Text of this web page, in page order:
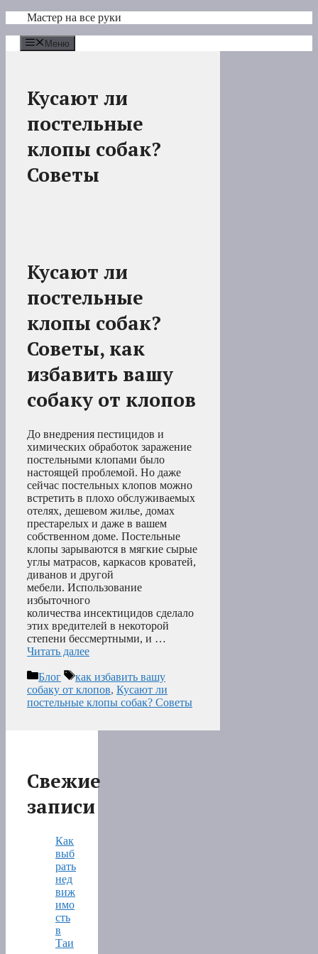
Перейти
содержимому
Мастер на все руки
Меню
Кусают ли
постельные
клопы собак?
Советы
Кусают ли
постельные
клопы собак?
Советы, как
избавить вашу
собаку от клопов
До внедрения пестицидов и
химических обработок заражение
постельными клопами было
настоящей проблемой. Но даже
сейчас постельных клопов можно
встретить в плохо обслуживаемых
отелях, дешевом жилье, домах
престарелых и даже в вашем
собственном доме. Постельные
клопы зарываются в мягкие сырые
углы матрасов, каркасов кроватей,
диванов и другой
мебели. Использование
избыточного
количества инсектицидов сделало
этих вредителей в некоторой
степени бессмертными, и …
Читать далее
Рубрики
Блог Метки
как избавить вашу
собаку от клопов, Кусают ли
постельные клопы собак? Советы
Свежие
записи
Как
выб
рать
нед
виж
имо
сть
в
Таи